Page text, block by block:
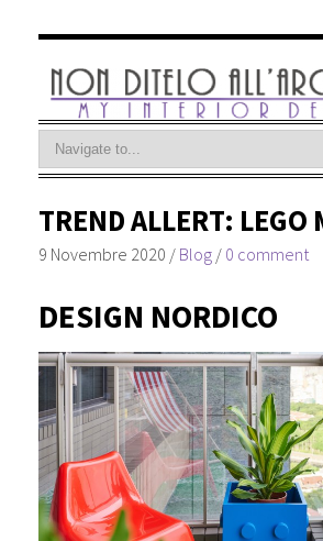
TREND ALLERT: LEGO
9 Novembre 2020 / Blog/ 0 comment
DESIGN NORDICO